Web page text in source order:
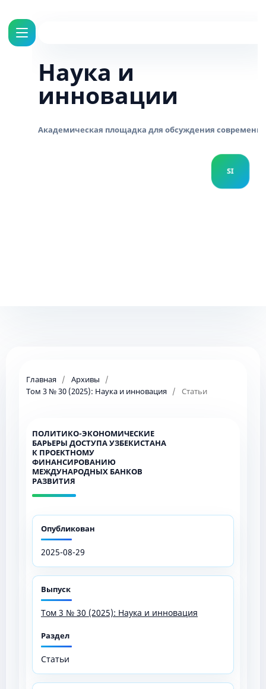
Наука и
инновации
Главная / Архивы
/
Том 3 № 30 (2025): Наука и инновация / Статьи
ПОЛИТИКО-ЭКОНОМИЧЕСКИЕ
БАРЬЕРЫ ДОСТУПА УЗБЕКИСТАНА
К ПРОЕКТНОМУ
ФИНАНСИРОВАНИЮ
МЕЖДУНАРОДНЫХ БАНКОВ
РАЗВИТИЯ
Опубликован
2025-08-29
Выпуск
Том 3 № 30 (2025): Наука и инновация
Раздел
Статьи